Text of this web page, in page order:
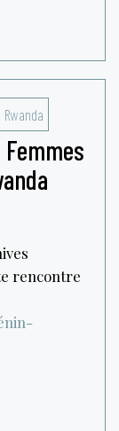
Rwanda
rencontre